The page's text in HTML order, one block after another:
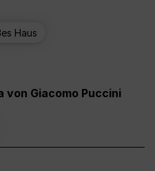
Haus
von Giacomo Puccini